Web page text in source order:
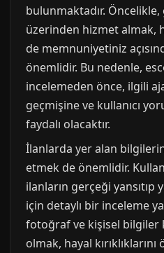
bulunmaktadır.
üzerinden hizmet almak,
de memnuniyetiniz
önemlidir. Bu nedenle,
incelemeden önce, ilgili
geçmişine ve kullanıcı
faydalı olacaktır.
İlanlarda yer alan
etmek de önemlidir.
ilanların gerçeği yansıtıp
için detaylı bir inceleme
fotoğraf ve kişisel bilgiler
olmak, hayal